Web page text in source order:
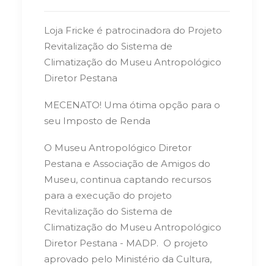
Loja Fricke é patrocinadora do Projeto
Revitalização do Sistema de
Climatização do Museu Antropológico
Diretor Pestana
MECENATO! Uma ótima opção para o
seu Imposto de Renda
O Museu Antropológico Diretor
Pestana e Associação de Amigos do
Museu, continua captando recursos
para a execução do projeto
Revitalização do Sistema de
Climatização do Museu Antropológico
Diretor Pestana - MADP. O projeto
aprovado pelo Ministério da Cultura,